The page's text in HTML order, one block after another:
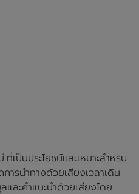
เป็นประโยชน์และเหมาะสำหรับ
ารนำทางด้วยเสียงเวลาเดิน
และคำแนะนำด้วยเสียงโดย